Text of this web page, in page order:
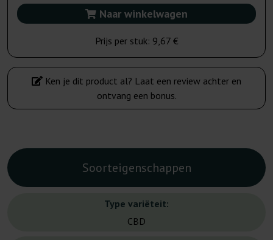
Naar winkelwagen
Prijs per stuk: 9,67 €
Ken je dit product al? Laat een review achter en
ontvang een bonus.
Soorteigenschappen
Type variëteit:
CBD